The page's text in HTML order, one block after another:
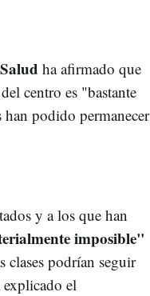
ha afirmado que
centro es "bastante
podido permanecer
y a los que han
imposible"
clases podrían seguir
explicado el